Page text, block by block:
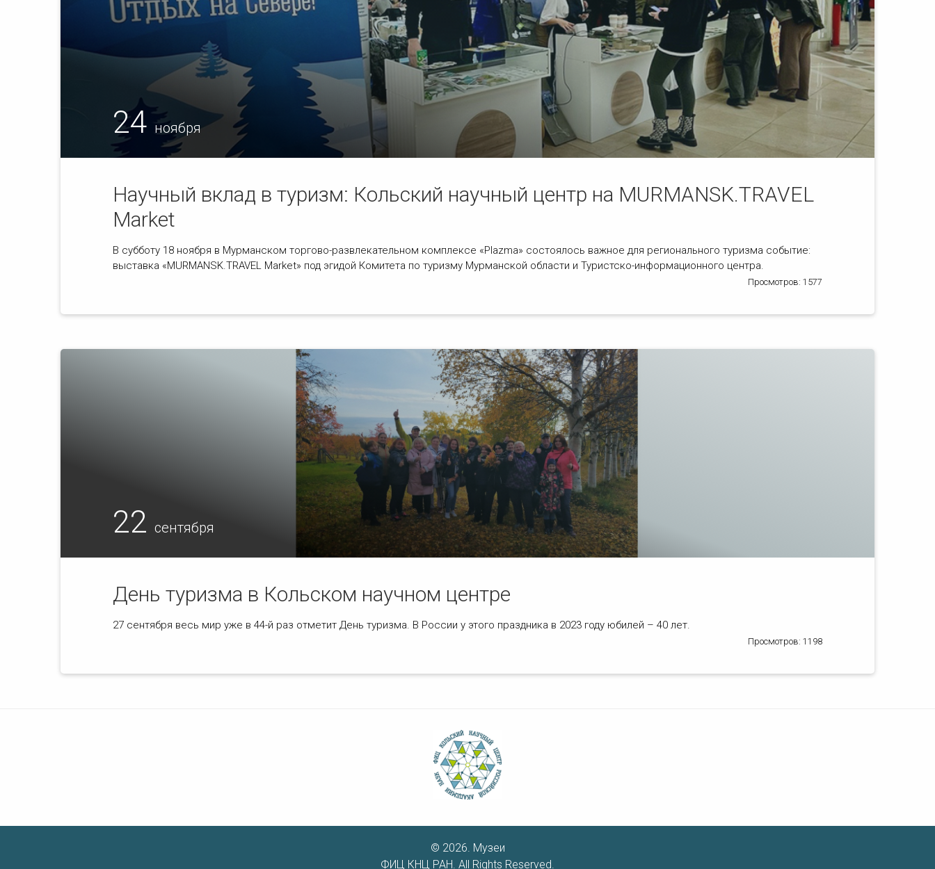
24 ноября
Научный вклад в туризм: Кольский научный центр на MURMANSK.TRAVEL
Market
В субботу 18 ноября в Мурманском торгово-развлекательном комплексе «Plazma» состоялось важное для регионального туризма событие:
выставка «MURMANSK.TRAVEL Market» под эгидой Комитета по туризму Мурманской области и Туристско-информационного центра.
Просмотров: 1577
22 сентября
День туризма в Кольском научном центре
27 сентября весь мир уже в 44-й раз отметит День туризма. В России у этого праздника в 2023 году юбилей – 40 лет.
Просмотров: 1198
© 2026. Музеи
ФИЦ КНЦ РАН. All Rights Reserved.